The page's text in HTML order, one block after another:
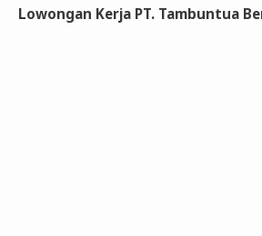
Lowongan Kerja PT. Tambuntua